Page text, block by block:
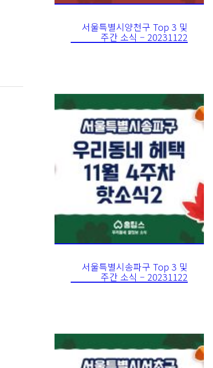
서울특별시양천구 Top 3 및
주간 소식 – 20231122
서울특별시송파구 Top 3 및
주간 소식 – 20231122